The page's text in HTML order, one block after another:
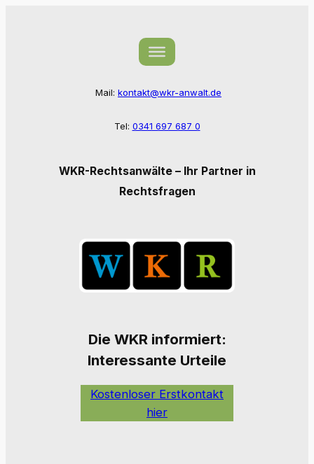
Mail: kontakt@wkr-anwalt.de
Tel: 0341 697 687 0
WKR-Rechtsanwälte – Ihr Partner in
Rechtsfragen
Die WKR informiert:
Interessante Urteile
Kostenloser Erstkontakt
hier